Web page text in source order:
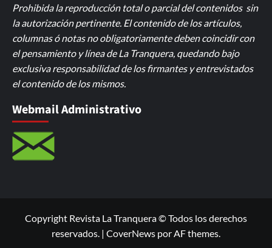
Prohibida la reproducción total o parcial del contenidos sin
la autorización pertinente. El contenido de los artículos,
columnas ó notas no obligatoriamente deben coincidir con
el pensamiento y línea de La Tranquera, quedando bajo
exclusiva responsabilidad de los firmantes y entrevistados
el contenido de los mismos.
Webmail Administrativo
Copyright Revista La Tranquera © Todos los derechos
reservados. | CoverNews por AF themes.